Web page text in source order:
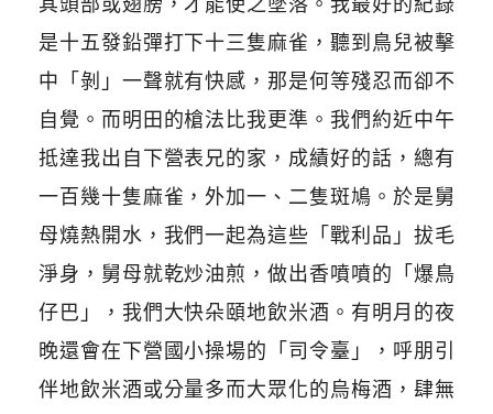
是十五發鉛彈打下十三隻麻雀，聽到鳥兒被擊
中「剝」一聲就有快感，那是何等殘忍而卻不
自覺。而明田的槍法比我更準。我們約近中午
抵達我出自下營表兄的家，成績好的話，總有
一百幾十隻麻雀，外加一、二隻斑鳩。於是舅
母燒熱開水，我們一起為這些「戰利品」拔毛
淨身，舅母就乾炒油煎，做出香噴噴的「爆鳥
仔巴」，我們大快朵頤地飲米酒。有明月的夜
晚還會在下營國小操場的「司令臺」，呼朋引
伴地飲米酒或分量多而大眾化的烏梅酒，肆無